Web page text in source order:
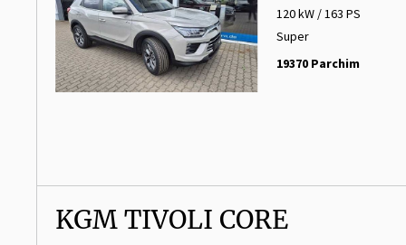
120 kW / 163 PS
Super
19370 Parchim
KGM TIVOLI CORE